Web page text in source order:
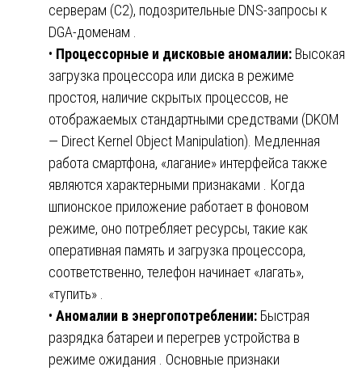
серверам (C2), подозрительные DNS-запросы к
DGA-доменам .
• Процессорные и дисковые аномалии: Высокая
загрузка процессора или диска в режиме
простоя, наличие скрытых процессов, не
отображаемых стандартными средствами (DKOM
— Direct Kernel Object Manipulation). Медленная
работа смартфона, «лагание» интерфейса также
являются характерными признаками . Когда
шпионское приложение работает в фоновом
режиме, оно потребляет ресурсы, такие как
оперативная память и загрузка процессора,
соответственно, телефон начинает «лагать»,
«тупить» .
• Аномалии в энергопотреблении: Быстрая
разрядка батареи и перегрев устройства в
режиме ожидания . Основные признаки